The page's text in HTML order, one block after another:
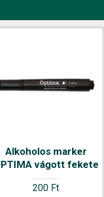
Jegyzettömb
A/7 50 lapos
kockás fejben
sapkázott perforált
Alkoholos marker
vágott fekete
200 Ft